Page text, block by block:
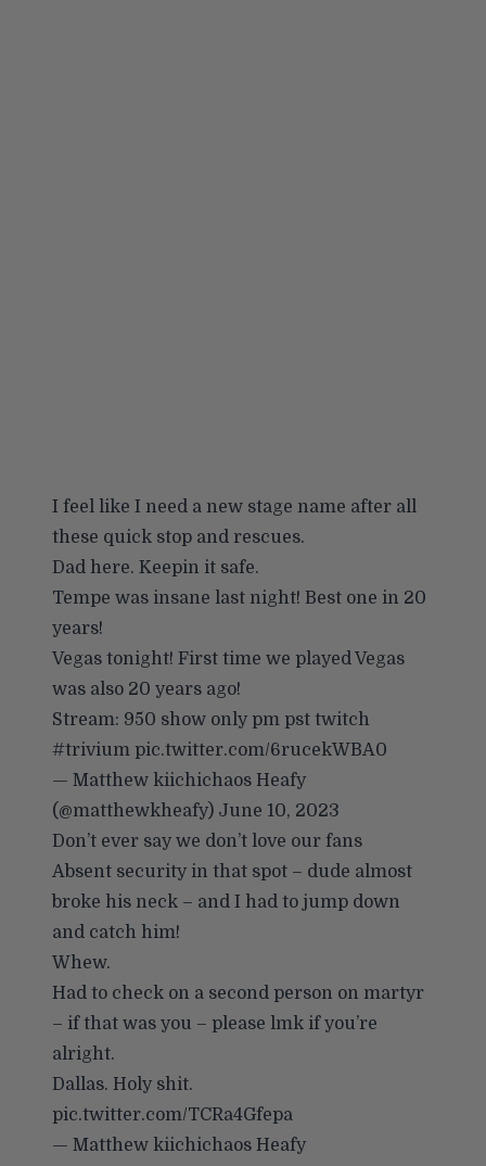
I feel like I need a new stage name after all
these quick stop and rescues.
Dad here. Keepin it safe.
Tempe was insane last night! Best one in 20
years!
Vegas tonight! First time we played Vegas
was also 20 years ago!
Stream: 950 show only pm pst twitch
#trivium pic.twitter.com/6rucekWBA0
— Matthew kiichichaos Heafy
(@matthewkheafy) June 10, 2023
Don’t ever say we don’t love our fans
Absent security in that spot – dude almost
broke his neck – and I had to jump down
and catch him!
Whew.
Had to check on a second person on martyr
– if that was you – please lmk if you’re
alright.
Dallas. Holy shit.
pic.twitter.com/TCRa4Gfepa
— Matthew kiichichaos Heafy